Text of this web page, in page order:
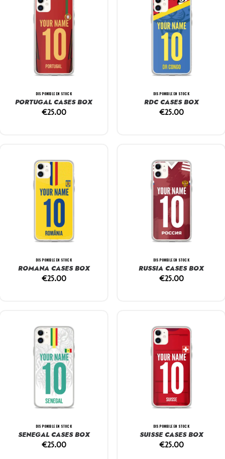
DISPONIBLE EN STOCK
PORTUGAL CASES BOX
€25.00
DISPONIBLE EN STOCK
RDC CASES BOX
€25.00
DISPONIBLE EN STOCK
ROMANA CASES BOX
€25.00
DISPONIBLE EN STOCK
RUSSIA CASES BOX
€25.00
DISPONIBLE EN STOCK
SENEGAL CASES BOX
€25.00
DISPONIBLE EN STOCK
SUISSE CASES BOX
€25.00